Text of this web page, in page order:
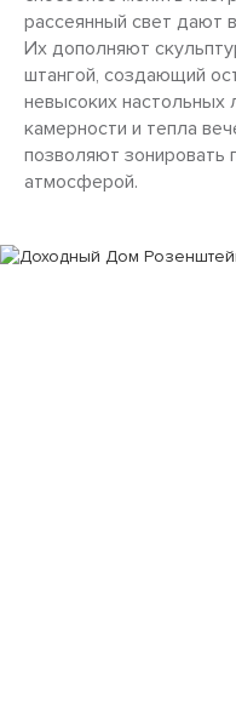
рассеянный свет дают
Их дополняют
штангой, создающий
невысоких настольных
камерности и тепла
позволяют зонировать
атмосферой.